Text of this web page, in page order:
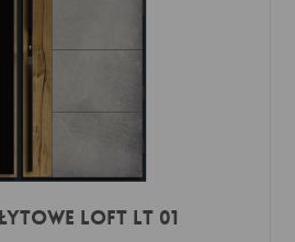
LOFT LT 01